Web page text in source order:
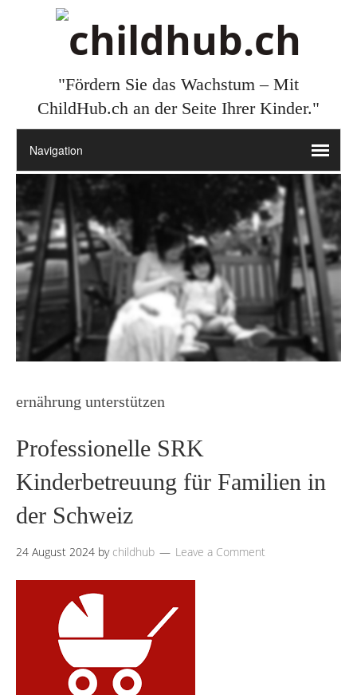
"Fördern Sie das Wachstum – Mit
ChildHub.ch an der Seite Ihrer Kinder."
ernährung unterstützen
Professionelle SRK
Kinderbetreuung für Familien in
der Schweiz
24 August 2024 by childhub Leave a Comment